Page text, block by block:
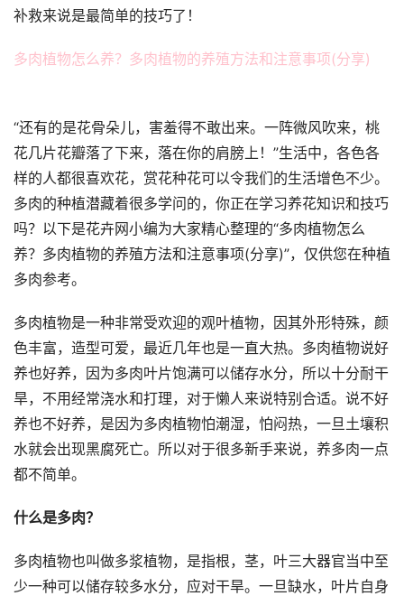
补救来说是最简单的技巧了！
多肉植物怎么养？多肉植物的养殖方法和注意事项(分享)
“还有的是花骨朵儿，害羞得不敢出来。一阵微风吹来，桃
花几片花瓣落了下来，落在你的肩膀上！”生活中，各色各
样的人都很喜欢花，赏花种花可以令我们的生活增色不少。
多肉的种植潜藏着很多学问的，你正在学习养花知识和技巧
吗？以下是花卉网小编为大家精心整理的“多肉植物怎么
养？多肉植物的养殖方法和注意事项(分享)”，仅供您在种植
多肉参考。
多肉植物是一种非常受欢迎的观叶植物，因其外形特殊，颜
色丰富，造型可爱，最近几年也是一直大热。多肉植物说好
养也好养，因为多肉叶片饱满可以储存水分，所以十分耐干
旱，不用经常浇水和打理，对于懒人来说特别合适。说不好
养也不好养，是因为多肉植物怕潮湿，怕闷热，一旦土壤积
水就会出现黑腐死亡。所以对于很多新手来说，养多肉一点
都不简单。
什么是多肉？
多肉植物也叫做多浆植物，是指根，茎，叶三大器官当中至
少一种可以储存较多水分，应对干旱。一旦缺水，叶片自身